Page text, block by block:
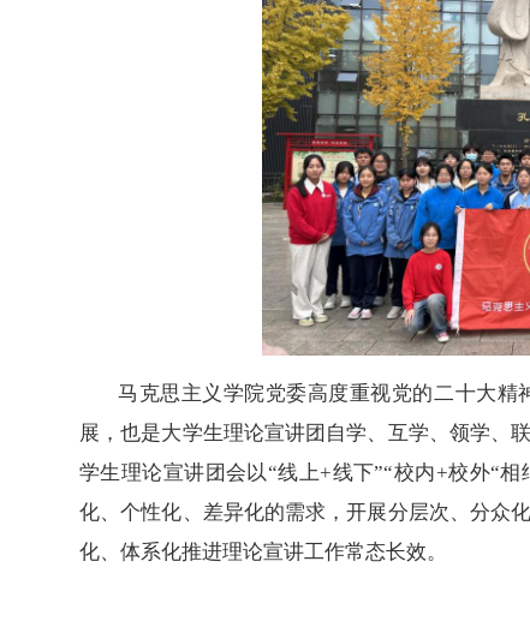
马克思主义学院党委高度重视党的二十大
展，也是大学生理论宣讲团自学、互学、领学、
学生理论宣讲团会以“线上+线下”“校内+校外“
化、个性化、差异化的需求，开展分层次、分众
化、体系化推进理论宣讲工作常态长效。